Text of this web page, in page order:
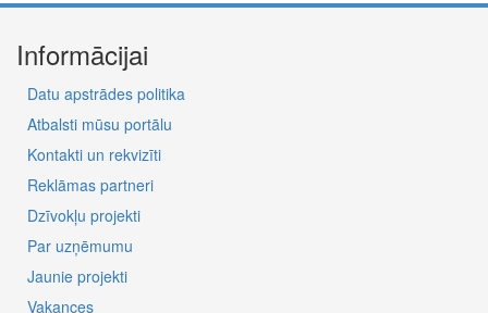
Informācijai
Datu apstrādes politika
Atbalsti mūsu portālu
Kontakti un rekvizīti
Reklāmas partneri
Dzīvokļu projekti
Par uzņēmumu
Jaunie projekti
Vakances